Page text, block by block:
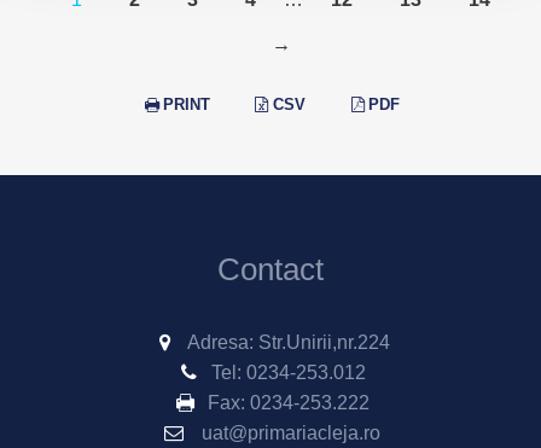
→
PRINT CSV PDF
Contact
Adresa: Str.Unirii,nr.224
Tel: 0234-253.012
Fax: 0234-253.222
uat@primariacleja.ro